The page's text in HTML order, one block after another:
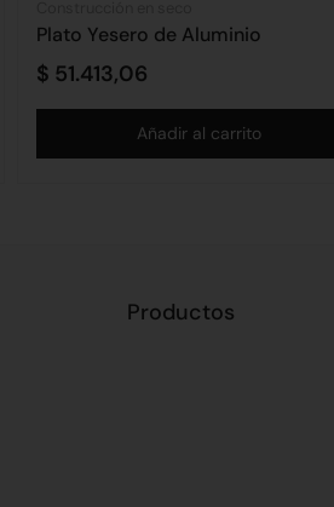
Plato Yesero de Aluminio
$ 51.413,06
Añadir al carrito
Productos